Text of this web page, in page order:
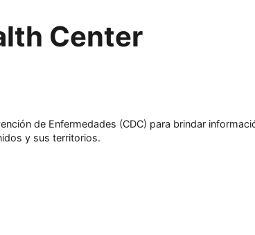
Center
de Enfermedades (CDC) para brindar
y sus territorios.